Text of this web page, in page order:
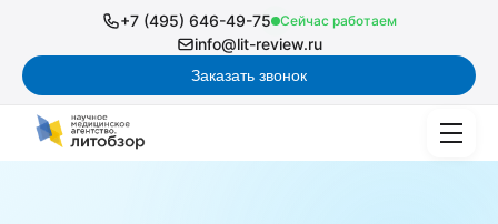
+7 (495) 646-49-75 Сейчас работаем
info@lit-review.ru
Заказать звонок